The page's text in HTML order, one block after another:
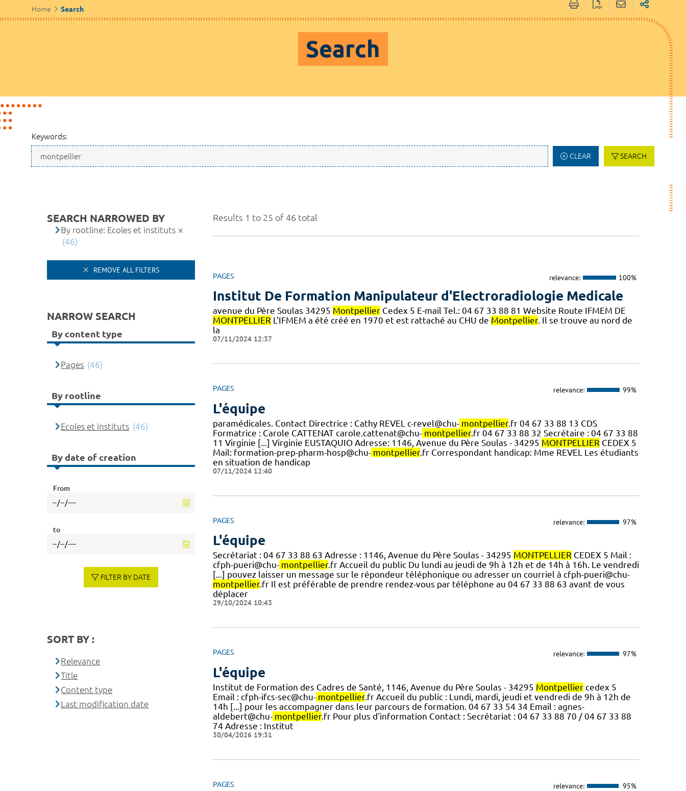
Home Search
Search
Keywords:
CLEAR SEARCH
Results 1 to 25 of 46 total
PAGES relevance: 100%
Institut De Formation Manipulateur d'Electroradiologie Medicale
avenue du Père Soulas 34295 MontpellierCedex 5 E-mail Tel.: 04 67 33 88 81 Website Route IFMEM DE
MONTPELLIER L’IFMEM a été créé en 1970 et est rattaché au CHU de Montpellier. Il se trouve au nord de
la
07/11/2024 12:37
PAGES relevance: 99%
L'équipe
paramédicales. Contact Directrice : Cathy REVEL c-revel@chu- montpellier.fr 04 67 33 88 13 CDS
Formatrice : Carole CATTENAT carole.cattenat@chu- montpellier.fr 04 67 33 88 32 Secrétaire : 04 67 33 88
11 Virginie [...] Virginie EUSTAQUIO Adresse: 1146, Avenue du Père Soulas - 34295 MONTPELLIER CEDEX 5
Mail: formation-prep-pharm-hosp@chu- montpellier.fr Correspondant handicap: Mme REVEL Les étudiants
en situation de handicap
07/11/2024 12:40
PAGES relevance: 97%
L'équipe
Secrétariat : 04 67 33 88 63 Adresse : 1146, Avenue du Père Soulas - 34295 MONTPELLIER CEDEX 5 Mail :
cfph-pueri@chu- montpellier.fr Accueil du public Du lundi au jeudi de 9h à 12h et de 14h à 16h. Le vendredi
[...] pouvez laisser un message sur le répondeur téléphonique ou adresser un courriel à cfph-pueri@chu-
montpellier.fr Il est préférable de prendre rendez-vous par téléphone au 04 67 33 88 63 avant de vous
déplacer
29/10/2024 10:43
PAGES relevance: 97%
L'équipe
Institut de Formation des Cadres de Santé, 1146, Avenue du Père Soulas - 34295 Montpelliercedex 5
Email : cfph-ifcs-sec@chu- montpellier.fr Accueil du public : Lundi, mardi, jeudi et vendredi de 9h à 12h de
14h [...] pour les accompagner dans leur parcours de formation. 04 67 33 54 34 Email : agnes-
aldebert@chu- montpellier.fr Pour plus d'information Contact : Secrétariat : 04 67 33 88 70 / 04 67 33 88
74 Adresse : Institut
30/04/2026 19:31
PAGES relevance: 95%
SEARCH NARROWED BY
By rootline: Ecoles et instituts
(46)
REMOVE ALL FILTERS
NARROW SEARCH
By content type
Pages (46)
By rootline
Ecoles et instituts (46)
By date of creation
From
to
FILTER BY DATE
SORT BY :
Relevance
Title
Content type
Last modification date